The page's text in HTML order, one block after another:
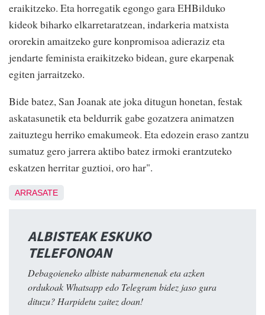
eraikitzeko. Eta horregatik egongo gara EHBilduko
kideok biharko elkarretaratzean, indarkeria matxista
ororekin amaitzeko gure konpromisoa adieraziz eta
jendarte feminista eraikitzeko bidean, gure ekarpenak
egiten jarraitzeko.
Bide batez, San Joanak ate joka ditugun honetan, festak
askatasunetik eta beldurrik gabe gozatzera animatzen
zaituztegu herriko emakumeok. Eta edozein eraso zantzu
sumatuz gero jarrera aktibo batez irmoki erantzuteko
eskatzen herritar guztioi, oro har".
ARRASATE
ALBISTEAK ESKUKO
TELEFONOAN
Debagoieneko albiste nabarmenenak eta azken
ordukoak Whatsapp edo Telegram bidez jaso gura
dituzu? Harpidetu zaitez doan!